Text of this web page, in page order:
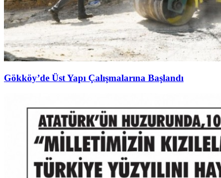
Gökköy’de Üst Yapı Çalışmalarına Başlandı